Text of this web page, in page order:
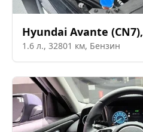
Hyundai Avante (CN7),
1.6 л., 32801 км, Бензин